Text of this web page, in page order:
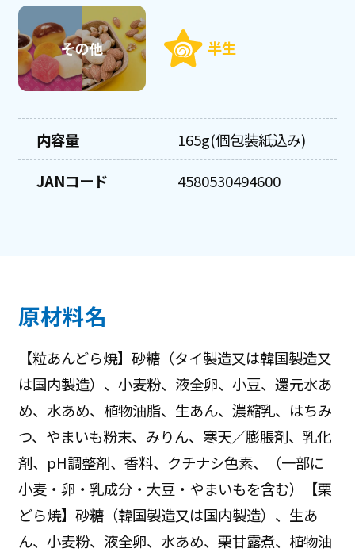
半生
内容量 165g(個包装紙込み)
JANコード 4580530494600
原材料名
【粒あんどら焼】砂糖（タイ製造又は韓国製造又
は国内製造）、小麦粉、液全卵、小豆、還元水あ
め、水あめ、植物油脂、生あん、濃縮乳、はちみ
つ、やまいも粉末、みりん、寒天／膨脹剤、乳化
剤、pH調整剤、香料、クチナシ色素、（一部に
小麦・卵・乳成分・大豆・やまいもを含む）【栗
どら焼】砂糖（韓国製造又は国内製造）、生あ
ん、小麦粉、液全卵、水あめ、栗甘露煮、植物油